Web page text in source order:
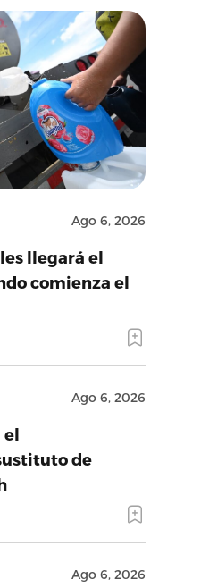
Ago 6, 2026
llegará el
comienza el
Ago 6, 2026
el
de
Ago 6, 2026